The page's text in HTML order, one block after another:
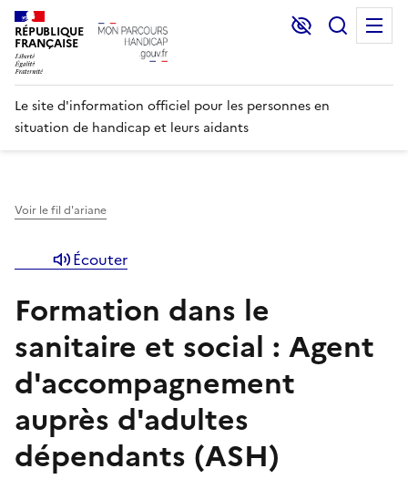
RÉPUBLIQUE
FRANÇAISE
Lecture et
Le site d'information officiel pour les personnes en
situation de handicap et leurs aidants
Voir le fil d'ariane
Écouter
Formation dans le
sanitaire et social : Agent
d'accompagnement
auprès d'adultes
dépendants (ASH)